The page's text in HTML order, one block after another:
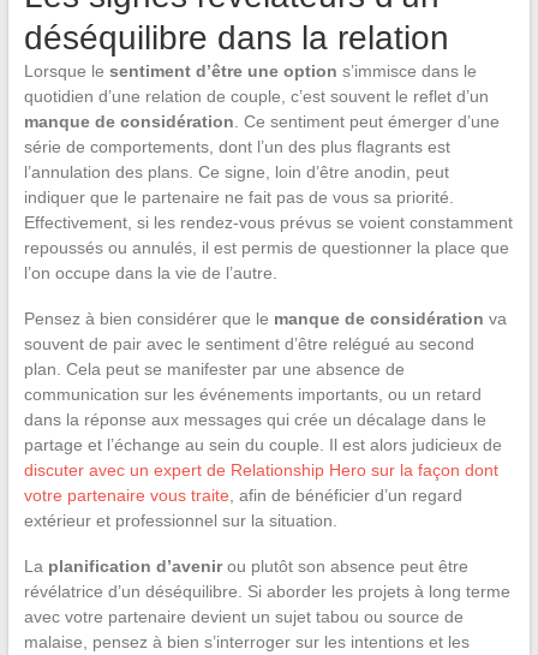
déséquilibre dans la relation
Lorsque le sentiment d’être une option s’immisce dans le
quotidien d’une relation de couple, c’est souvent le reflet d’un
manque de considération . Ce sentiment peut émerger d’une
série de comportements, dont l’un des plus flagrants est
l’annulation des plans. Ce signe, loin d’être anodin, peut
indiquer que le partenaire ne fait pas de vous sa priorité.
Effectivement, si les rendez-vous prévus se voient constamment
repoussés ou annulés, il est permis de questionner la place que
l’on occupe dans la vie de l’autre.
Pensez à bien considérer que le manque de considération va
souvent de pair avec le sentiment d’être relégué au second
plan. Cela peut se manifester par une absence de
communication sur les événements importants, ou un retard
dans la réponse aux messages qui crée un décalage dans le
partage et l’échange au sein du couple. Il est alors judicieux de
discuter avec un expert de Relationship Hero sur la façon dont
votre partenaire vous traite , afin de bénéficier d’un regard
extérieur et professionnel sur la situation.
La planification d’avenirou plutôt son absence peut être
révélatrice d’un déséquilibre. Si aborder les projets à long terme
avec votre partenaire devient un sujet tabou ou source de
malaise, pensez à bien s’interroger sur les intentions et les